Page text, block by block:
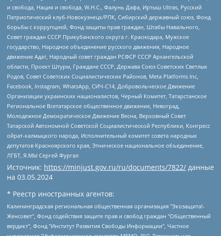
и свобода, Нация и свобода, W.H.С., Фалунь Дафа, Иртыш Ultras, Русский
Патриотический клуб-Новокузнецк/РПК, Сибирский державный союз, Фонд
борьбы с коррупцией, Фонд защиты прав граждан, Штабы Навального,
Совет граждан СССР Прикубанского округа г. Краснодара, Мужское
государство, Народное объединение русского движения, Народное
движение Адат, Народный совет граждан РСФСР СССР Архангельской
области, Проект Штурм, Граждане СССР, Держава Союз Советских Светлых
Родов, Совет Советских Социалистических Районов, Meta Platforms Inc,
Facebook, Instagram, WhatsApp, СИЧ-С14, Добровольческое Движение
Организации украинских националистов, Черный Комитет, Татарстанское
Региональное Всетатарское общественное движение, Невоград,
Молодежное Демократическое Движение Весна, Верховный Совет
Татарской Автономной Советской Социалистической Республики, Конгресс
ойрат-калмыцкого народа, Исполнительный комитет совета народных
депутатов Красноярского края, Этническое национальное объединение,
ЛГБТ, Я.МЫ Сергей Фургал
Источник: https://minjust.gov.ru/ru/documents/7822/ данные
на 03.05.2024
* Реестр иностранных агентов:
Калининградская региональная общественная организация "Экозащита!-Женсовет", Фонд содействия защите прав и свобод граждан "Общественный вердикт", Фонд "Институт Развития Свободы Информации", Частное учреждение "Информационное агентство МЕМО. РУ", Региональная общественная организация "Общественная комиссия по сохранению наследия академика Сахарова", Фонд поддержки свободы прессы, Санкт-Петербургская общественная правозащитная организация "Гражданский контроль", Межрегиональная общественная организация "Информационно-просветительский центр "Мемориал", Региональный Фонд "Центр Защиты Прав Средств Массовой Информации", с 05.12.2023 Фонд "Центр Защиты Прав Средств массовой информации", Региональная общественная благотворительная организация помощи беженцам и мигрантам "Гражданское содействие", Негосударственное образовательное учреждение дополнительного профессионального образования (повышение квалификации) специалистов "АКАДЕМИЯ ПО ПРАВАМ ЧЕЛОВЕКА", Свердловская региональная общественная организация "Сутяжник", Автономная некоммерческая организация "Центр независимых социологических исследований", Союз общественных объединений "Российский исследовательский центр по правам человека", Региональное общественное учреждение научно-информационный центр "МЕМОРИАЛ", Некоммерческая организация "Фонд защиты гласности", Автономная некоммерческая организация "Институт прав человека", Городская общественная организация "Екатеринбургское общество "МЕМОРИАЛ", Городская общественная организация "Рязанское историко-просветительское и правозащитное общество "Мемориал" (Рязанский Мемориал), Челябинский региональный орган общественной самодеятельности – женское общественное объединение "Женщины Евразии", Челябинский региональный орган общественной самодеятельности "Уральская правозащитная группа", Фонд содействия защите здоровья и социальной справедливости имени Андрея Рылькова, Автономная Некоммерческая Организация "Аналитический Центр Юрия Левады", Автономная некоммерческая организация социальной поддержки населения "Проект Апрель", Региональная общественная организация помощи женщинам и детям, находящимся в кризисной ситуации "Информационно-методический центр "Анна", Фонд содействия развитию массовых коммуникаций и правовому просвещению "Так-так-Так", Фонд содействия устойчивому развитию "Серебряная тайга", Свердловский региональный общественный фонд социальных проектов "Новое время", "Idel.Реалии", Кавказ.Реалии, Крым.Реалии, Телеканал Настоящее Время, Татаро-башкирская служба Радио Свобода (Azatliq Radiosi), Радио Свободная Европа/Радио Свобода (PCE/PC), "Сибирь.Реалии", "Фактограф", Благотворительный фонд помощи осужденным и их семьям, Автономная некоммерческая организация "Институт глобализации и социальных движений", Фонд "В защиту прав заключенных", Частное учреждение "Центр поддержки и содействия развитию средств массовой информации", Пензенский региональный общественный благотворительный фонд "Гражданский союз", "Север.Реалии", Некоммерческая организация Фонд "Правовая инициатива", Общество с ограниченной ответственностью "Радио Свободная Европа/Радио Свобода", Чешское информационное агентство "MEDIUM-ORIENT", Красноярская региональная общественная организация "Мы против СПИДа", Камалягин Денис Николаевич, Маркелов Сергей Евгеньевич, Пономарев Лев Александрович, Савицкая Людмила Алексеевна, Автономная некоммерческая организация "Центр по работе с проблемой насилия "НАСИЛИЮ.НЕТ", Межрегиональный профессиональный союз работников здравоохранения "Альянс врачей", Юридическое лицо, зарегистрированное в Латвийской Республике, SIA "Medusa Project" (регистрационный номер 40103797863, дата регистрации 10.06.2014), Некоммерческая организация "Фонд по борьбе с коррупцией", Автономная некоммерческая организация "Институт права и публичной политики", Баданин Роман Сергеевич, Гликин Максим Александрович, Железнова Мария Михайловна, Лукьянова Юлия Сергеевна, Маетная Елизавета Витальевна, Маняхин Петр Борисович, Чуракова Ольга Владимировна, Ярош Юлия Петровна, Юридическое лицо "The Insider SIA", зарегистрированное в Риге, Латвийская Республика (дата регистрации 26.06.2015), являющееся администратором доменного имени интернет-издания "The Insider SIA", https://theins.ru, Постернак Алексей Евгеньевич, Рубин Михаил Аркадьевич, Анин Роман Александрович, Юридическое лицо Istories fonds, зарегистрированное в Латвийской Республике (регистрационный номер 50008295751, дата регистрации 24.02.2020), Великовский Дмитрий Александрович, Долинина Ирина Николаевна, Мароховская Алеся Алексеевна, Шлейнов Роман Юрьевич, Шмагун Олеся Валентиновна, Общество с ограниченной ответственностью "Альтаир 2021", Общество с ограниченной ответственностью "Вега 2021", Общество с ограниченной ответственностью "Главный редактор 2021", Общество с ограниченной ответственностью "Ромашки монолит", Важенков Артем Валерьевич, Ивановская областная общественная организация "Центр гендерных исследований", Гурман Юрий Альбертович, Медиапроект "ОВД-Инфо", Егоров Владимир Владимирович, Жилинский Владимир Александрович, Общество с ограниченной ответственностью "ЗП", Иванова София Юрьевна, Карезина Инна Павловна, Кильтау Екатерина Викторовна, Петров Алексей Викторович, Пискунов Сергей Евгеньевич, Смирнов Сергей Сергеевич, Тихонов Михаил Сергеевич, Общество с ограниченной ответственностью "ЖУРНАЛИСТ-ИНОСТРАННЫЙ АГЕНТ", Арапова Галина Юрьевна, Вольтская Татьяна Анатольевна, Американская компания "Mason G.E.S. Anonymous Foundation" (США), являющаяся владельцем интернет-издания https://mnews.world/, Компания "Stichting Bellingcat", зарегистрированная в Нидерландах (дата регистрации 11.07.2018), Захаров Андрей Вячеславович, Клепиковская Екатерина Дмитриевна, Общество с ограниченной ответственностью "МЕМО", Перл Роман Александрович, Симонов Евгений Алексеевич, Соловьева Елена Анатольевна, Сотников Даниил Владимирович, Сурначева Елизавета Дмитриевна, Автономная некоммерческая организация по защите прав человека и информированию населения "Якутия – Наше Мнение", Общество с ограниченной ответственностью "Москоу диджитал медиа", с 26.01.2023 Общество с ограниченной ответственностью "Чайка Белые сады", Ветошкина Валерия Валерьевна, Заговора Максим Александрович, Межрегиональное общественное движение "Российская ЛГБТ - сеть", Оленичев Максим Владимирович, Павлов Иван Юрьевич, Скворцова Елена Сергеевна, Общество с ограниченной ответственностью "Как бы инагент", Кочетков Игорь Викторович, Общество с ограниченной ответственностью "Честные выборы", Еланчик Олег Александрович, Общество с ограниченной ответственностью "Нобелевский призыв", Гималова Регина Эмилевна, Григорьев Андрей Валерьевич, Григорьева Алина Александровна, Ассоциация по содействию защите прав призывников, альтернативнослужащих и военнослужащих "Правозащитная группа "Гражданин.Армия.Право", Хисамова Регина Фаритовна, Автономная некоммерческая организация по реализации социально-правовых программ "Лилит", Дальневосточное общественное движение "Маяк", Санкт-Петербургская ЛГБТ-инициативная группа "Выход", Инициативная группа ЛГБТ+ "Реверс", Алексеев Андрей Викторович, Бекбулатова Таисия Львовна, Беляев Иван Михайлович, Владыкина Елена Сергеевна, Гельман Марат Александрович, Никульшина Вероника Юрьевна, Толоконникова Надежда Андреевна, Шендерович Виктор Анатольевич, Общество с ограниченной ответственностью "Данное сообщение", Общество с ограниченной ответственностью Издательский дом "Новая глава", Айнбиндер Александра Александровна, Московский комьюнити-центр для ЛГБТ+инициатив, Благотворительный фонд развития филантропии, Deutsche Welle (Германия, Kurt-Schumacher-Strasse 3, 53113 Bonn), Борзунова Мария Михайловна, Воробьев Виктор Викторович, Голубева Анна Львовна, Константинова Алла Михайловна, Малкова Ирина Владимировна, Мурадов Мурад Абдулгалимович, Осетинская Елизавета Николаевна, Понасенков Евгений Николаевич, Ганапольский Матвей Юрьевич, Киселев Евгений Алексеевич, Борухович Ирина Григорьевна, Дремин Иван Тимофеевич, Дубровский Дмитрий Викторович, Красноярская региональная общественная организация поддержки и развития альтернативных образовательных технологий и межкультурных коммуникаций "ИНТЕРРА", Маяковская Екатерина Алексеевна, Фейгин Марк Захарович, Филимонов Андрей Викторович, Дзугкоева Регина Николаевна, Доброхотов Роман Александрович, Дудь Юрий Александрович, Елкин Сергей Владимирович, Кругликов Кирилл Игоревич, Сабунаева Мария Леонидовна, Семенов Алексей Владимирович, Шаинян Карен Багратович, Шульман Екатерина Михайловна, Асафьев Артур Валерьевич, Вахштайн Виктор Семенович, Венедиктов Алексей Алексеевич, Лушникова Екатерина Евгеньевна, Волков Леонид Михайлович, Невзоров Александр Глебович, Пархоменко Сергей Борисович, Сироткин Ярослав Николаевич, Кара-Мурза Владимир Владимирович, Баранова Наталья Владимировна, Гозман Леонид Яковлевич, Кагарлицкий Борис Юльевич, Климарев Михаил Валерьевич, Милов Владимир Станиславович, Автономная некоммерческая организация Краснодарский центр современного искусства "Типография", Моргенштерн Алишер Тагирович, Соболь Любовь Эдуардовна, Общество с ограниченной ответственностью "ЛИЗА НОРМ", Каспаров Гарри Кимович, Ходорковский Михаил Борисович, Общество с ограниченной ответственностью "Апрельские тезисы", Данилович Ирина Брониславовна, Кашин Олег Владимирович, Петров Николай Владимирович, Пивоваров Алексей Владимирович, Соколов Михаил Владимирович, Цветкова Юлия Владимировна, Чичваркин Евгений Александрович, Комитет против пыток/Команда против пыток, Общество с ограниченной ответственностью "Первый научный", Общество с ограниченной ответственностью "Вертолет и ко", Белоцерковская Вероника Борисовна, Кац Максим Евгеньевич, Лазарева Татьяна Юрьевна, Шаведдинов Руслан Табризович, Яшин Илья Валерьевич, Общество с ограниченной ответственностью "Иноагент ААВ", Алешковский Дмитрий Петрович, Альбац Евгения Марковна, Быков Дмитрий Львович, Галямина Юлия Евгеньевна, Лойко Сергей Леонидович, Мартынов Кирилл Константинович, Медведев Сергей Александрович, Крашенинников Федор Геннадиевич, Гордеева Катерина Вл